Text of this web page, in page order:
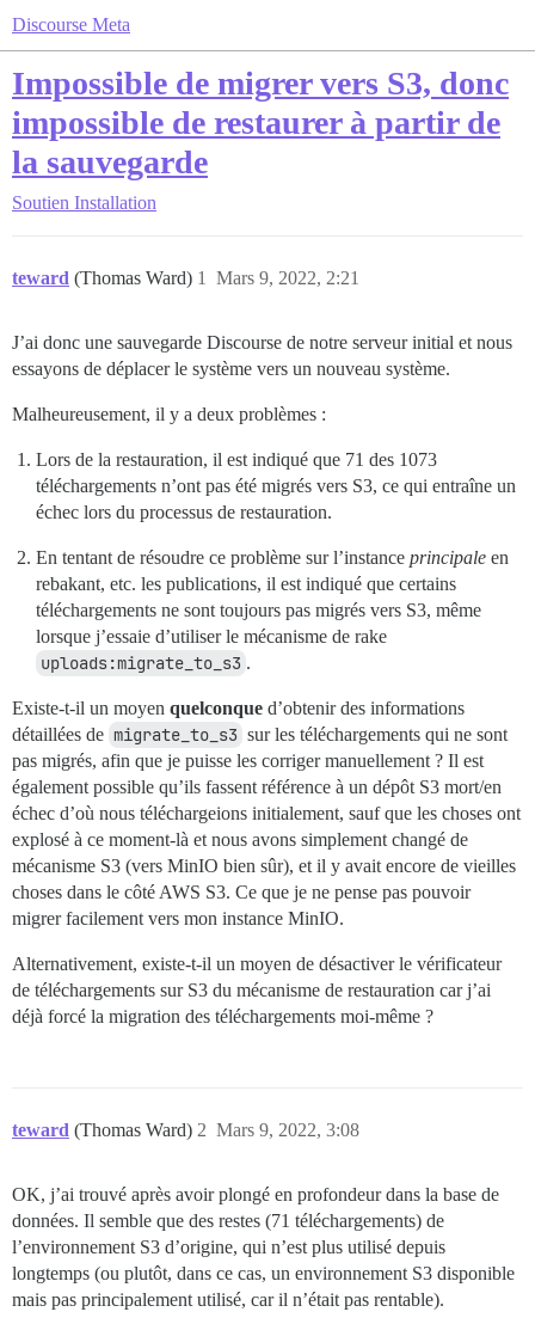
Discourse Meta
Impossible de migrer vers S3, donc
impossible de restaurer à partir de
la sauvegarde
Soutien Installation
teward (Thomas Ward) Mars 9, 2022, 2:21
1
J’ai donc une sauvegarde Discourse de notre serveur initial et nous
essayons de déplacer le système vers un nouveau système.
Malheureusement, il y a deux problèmes :
Lors de la restauration, il est indiqué que 71 des 1073
téléchargements n’ont pas été migrés vers S3, ce qui entraîne un
échec lors du processus de restauration.
En tentant de résoudre ce problème sur l’instance principale en
rebakant, etc. les publications, il est indiqué que certains
téléchargements ne sont toujours pas migrés vers S3, même
lorsque j’essaie d’utiliser le mécanisme de rake
uploads:migrate_to_s3 .
Existe-t-il un moyen quelconque d’obtenir des informations
détaillées de migrate_to_s3 sur les téléchargements qui ne sont
pas migrés, afin que je puisse les corriger manuellement ? Il est
également possible qu’ils fassent référence à un dépôt S3 mort/en
échec d’où nous téléchargeions initialement, sauf que les choses ont
explosé à ce moment-là et nous avons simplement changé de
mécanisme S3 (vers MinIO bien sûr), et il y avait encore de vieilles
choses dans le côté AWS S3. Ce que je ne pense pas pouvoir
migrer facilement vers mon instance MinIO.
Alternativement, existe-t-il un moyen de désactiver le vérificateur
de téléchargements sur S3 du mécanisme de restauration car j’ai
déjà forcé la migration des téléchargements moi-même ?
teward (Thomas Ward) Mars 9, 2022, 3:08
2
OK, j’ai trouvé après avoir plongé en profondeur dans la base de
données. Il semble que des restes (71 téléchargements) de
l’environnement S3 d’origine, qui n’est plus utilisé depuis
longtemps (ou plutôt, dans ce cas, un environnement S3 disponible
mais pas principalement utilisé, car il n’était pas rentable).